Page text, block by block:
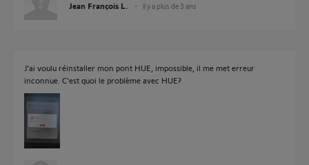
Jean François L. il y a plus de 3 ans
J'ai voulu réinstaller mon pont HUE, impossible, il me met erreur
inconnue. C'est quoi le problème avec HUE?